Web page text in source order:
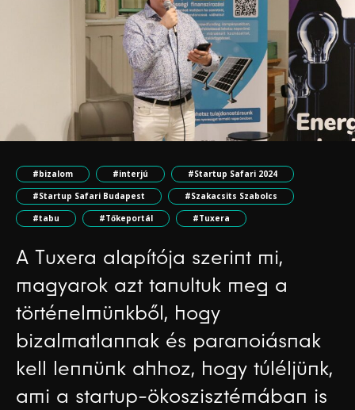
#bizalom #interjú
#Startup Safari 2024
#Startup Safari Budapest
#Szakacsits Szabolcs
#tabu
#Tőkeportál #Tuxera
A Tuxera alapítója szerint mi,
magyarok azt tanultuk meg a
történelmünkből, hogy
bizalmatlannak és paranoiásnak
kell lennünk ahhoz, hogy túléljünk,
ami a startup-ökoszisztémában is